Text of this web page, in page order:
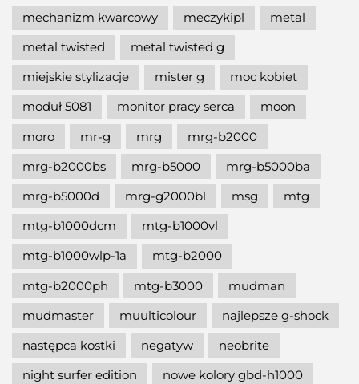
mechanizm kwarcowy
meczykipl
metal
metal twisted
metal twisted g
miejskie stylizacje
mister g
moc kobiet
moduł 5081
monitor pracy serca
moon
moro
mr-g mrg
mrg-b2000
mrg-b2000bs
mrg-b5000
mrg-b5000ba
mrg-b5000d
mrg-g2000bl msg
mtg
mtg-b1000dcm
mtg-b1000vl
mtg-b1000wlp-1a
mtg-b2000
mtg-b2000ph
mtg-b3000
mudman
mudmaster
muulticolour
najlepsze g-shock
następca kostki
negatyw
neobrite
night surfer edition
nowe kolory gbd-h1000